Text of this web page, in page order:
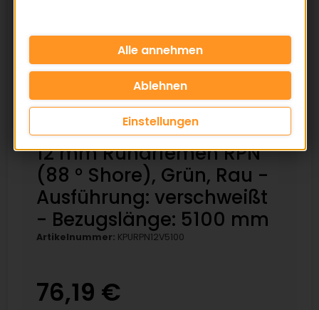
12 mm Rundriemen RPN
(88 ° Shore), Grün, Rau -
Ausführung: verschweißt
- Bezugslänge: 5100 mm
Artikelnummer: KPURPN12V5100
76,19 €
Einstellungen